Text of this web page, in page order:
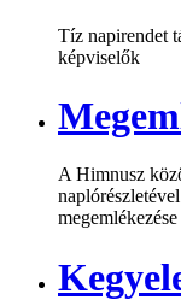
Tíz napirendet
képviselők
A Himnusz
megemlékezése